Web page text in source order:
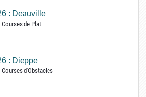
: Deauville
Courses de Plat
: Dieppe
Courses d'Obstacles